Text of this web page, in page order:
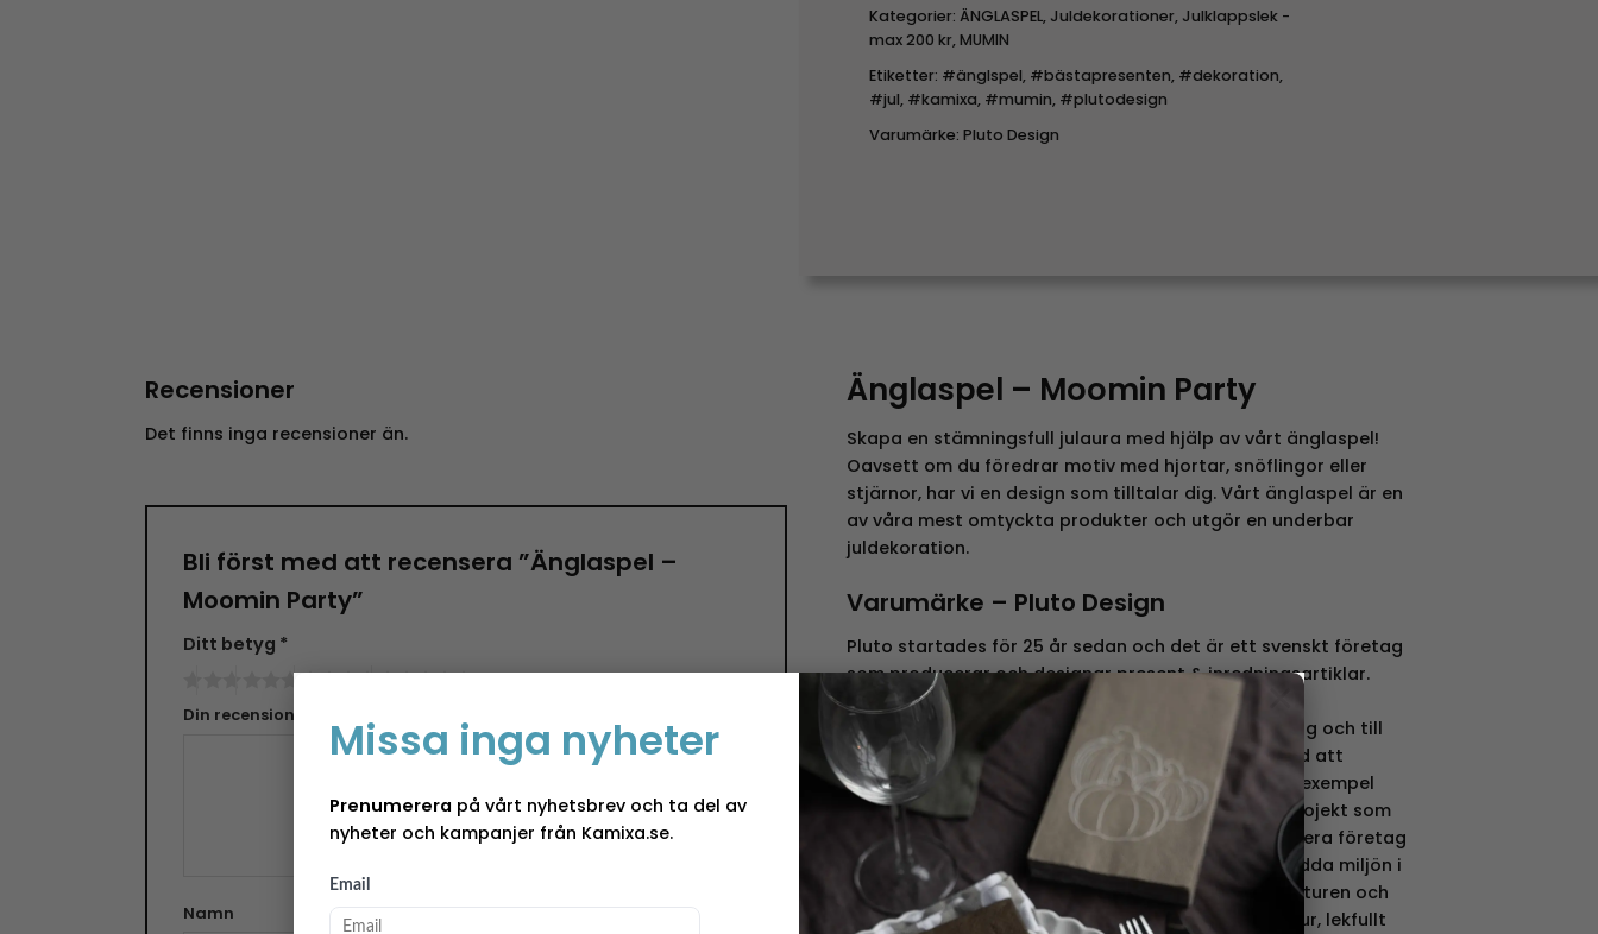
Missa inga nyheter
Prenumerera på vårt nyhetsbrev och ta del av
nyheter och kampanjer från Kamixa.se.
Email
×
Kategorier: ÄNGLASPEL, Juldekorationer, Julklappslek -
max 200 kr,MUMIN
Etiketter: #änglspel, #bästapresenten, #dekoration,
#jul, #kamixa, #mumin, #plutodesign
Varumärke: Pluto Design
Recensioner
Det finns inga recensioner än.
Bli först med att recensera ”Änglaspel –
Moomin Party”
Ditt betyg *
Din recension
Namn E-post
Änglaspel – Moomin Party
Skapa en stämningsfull julaura med hjälp av vårt änglaspel!
Oavsett om du föredrar motiv med hjortar, snöflingor eller
stjärnor, har vi en design som tilltalar dig. Vårt änglaspel är en
av våra mest omtyckta produkter och utgör en underbar
juldekoration.
Varumärke – Pluto Design
Pluto startades för 25 år sedan och det är ett svenskt företag
som producerar och designar present & inredningsartiklar.
Visionen i företaget är att skapa skandinaviska
designprodukter med hög kvalité, snygg förpackning och till
attraktivt pris. Pluto är ett företag som blivit utvald att
samarbeta med globala licensvarumärken som till exempel
Moomin Characters, Miffy Nijntje & Mercis by. Ett projekt som
Pluto är med i är #OURSEA som är ett projekt där flera företag
bidrar med försäljningsprovision till resurser att rädda miljön i
Östersjön. Pluto inspireras av den skandinaviska naturen och
skogens fantastiska natur. Med en bladning av natur, lekfullt